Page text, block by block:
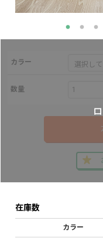
カラー
数量
在庫数
カラー